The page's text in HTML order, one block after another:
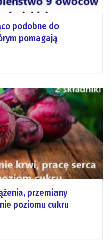
podobne do
pomagają
przemiany
poziomu cukru